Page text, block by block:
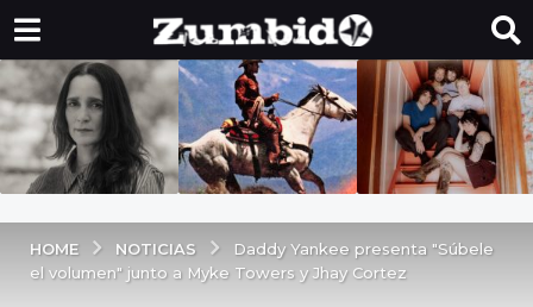
HOME NOTICIAS
Daddy Yankee presenta "Súbele
el volumen" junto a Myke Towers y Jhay Cortez